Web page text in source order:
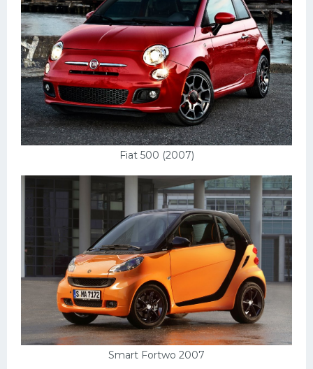
Fiat 500 (2007)
Smart Fortwo 2007